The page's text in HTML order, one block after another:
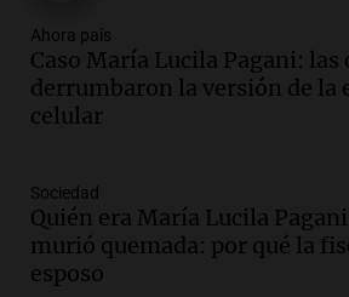
en suspenso a hombre
de recaudación en San
Panorama Federal
Episodios
ayuda por problemas de
ostentación de
Amamos Argentina
Episodios
Ahora país
Caso María Lucila Pagani: las
derrumbaron la versión de la
celular
Sociedad
Quién era María Lucila
murió quemada: por qué la
esposo